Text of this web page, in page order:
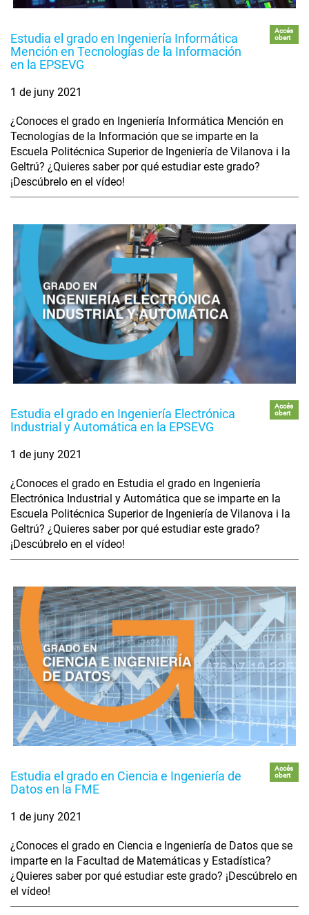
Estudia el grado en Ingeniería Informática
Mención en Tecnologías de la Información
en la EPSEVG
Accés
obert
1 de juny 2021
¿Conoces el grado en Ingeniería Informática Mención en
Tecnologías de la Información que se imparte en la
Escuela Politécnica Superior de Ingeniería de Vilanova i la
Geltrú? ¿Quieres saber por qué estudiar este grado?
¡Descúbrelo en el vídeo!
Estudia el grado en Ingeniería Electrónica
Industrial y Automática en la EPSEVG
Accés
obert
1 de juny 2021
¿Conoces el grado en Estudia el grado en Ingeniería
Electrónica Industrial y Automática que se imparte en la
Escuela Politécnica Superior de Ingeniería de Vilanova i la
Geltrú? ¿Quieres saber por qué estudiar este grado?
¡Descúbrelo en el vídeo!
Estudia el grado en Ciencia e Ingeniería de
Datos en la FME
Accés
obert
1 de juny 2021
¿Conoces el grado en Ciencia e Ingeniería de Datos que se
imparte en la Facultad de Matemáticas y Estadística?
¿Quieres saber por qué estudiar este grado? ¡Descúbrelo en
el vídeo!